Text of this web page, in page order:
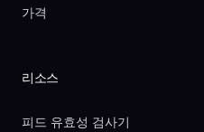
가격
리소스
피드 유효성 검사기